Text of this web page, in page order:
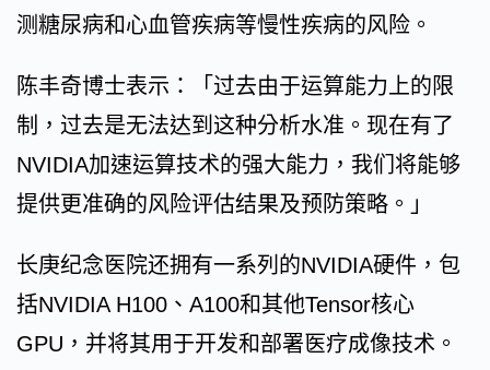
测糖尿病和心血管疾病等慢性疾病的风险。
陈丰奇博士表示：「过去由于运算能力上的限
制，过去是无法达到这种分析水准。现在有了
NVIDIA加速运算技术的强大能力，我们将能够
提供更准确的风险评估结果及预防策略。」
长庚纪念医院还拥有一系列的NVIDIA硬件，包
括NVIDIA H100、A100和其他Tensor核心
GPU，并将其用于开发和部署医疗成像技术。